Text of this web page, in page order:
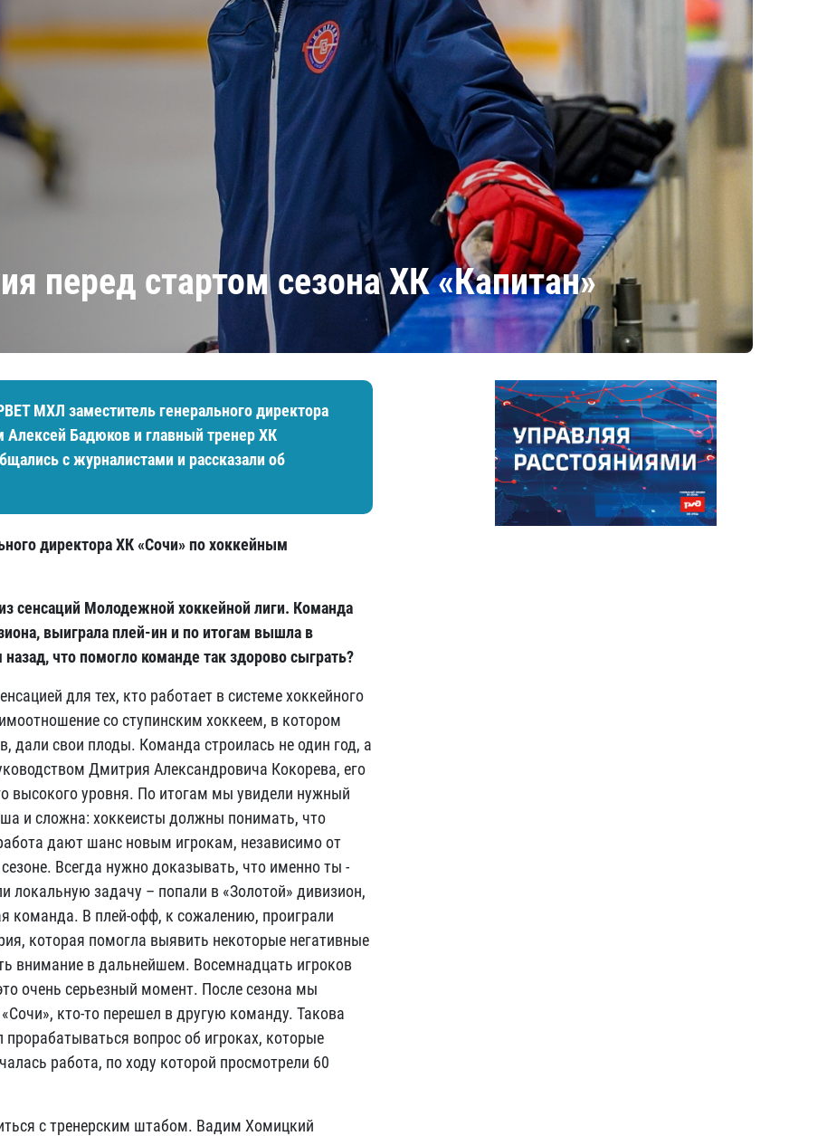
Барыс
перед стартом сезона ХК «Капитан»
МХЛ заместитель генерального директора
Бадюков и главный тренер ХК
с журналистами и рассказали об
директора ХК «Сочи» по хоккейным
сенсаций Молодежной хоккейной лиги. Команда
выиграла плей-ин и по итогам вышла в
что помогло команде так здорово сыграть?
для тех, кто работает в системе хоккейного
со ступинским хоккеем, в котором
дали свои плоды. Команда строилась не один год, а
Дмитрия Александровича Кокорева, его
высокого уровня. По итогам мы увидели нужный
и сложна: хоккеисты должны понимать, что
дают шанс новым игрокам, независимо от
Всегда нужно доказывать, что именно ты -
задачу – попали в «Золотой» дивизион,
команда. В плей-офф, к сожалению, проиграли
которая помогла выявить некоторые негативные
внимание в дальнейшем. Восемнадцать игроков
очень серьезный момент. После сезона мы
кто-то перешел в другую команду. Такова
вопрос об игроках, которые
работа, по ходу которой просмотрели 60
с тренерским штабом. Вадим Хомицкий